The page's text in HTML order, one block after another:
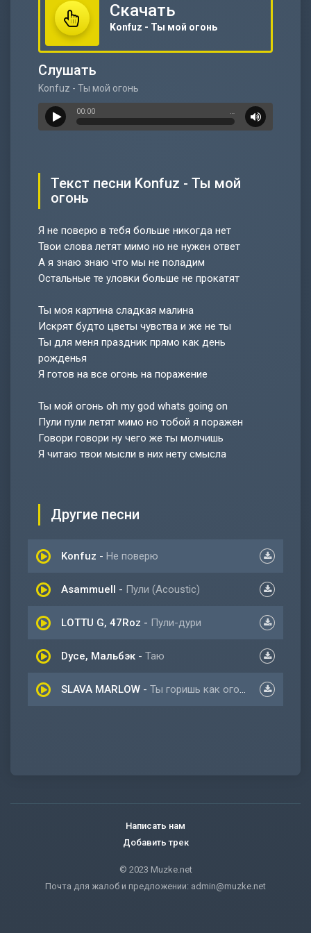
Скачать
Konfuz - Ты мой огонь
Слушать
Konfuz - Ты мой огонь
00:00 …
Текст песни Konfuz - Ты мой
огонь
Я не поверю в тебя больше никогда нет
Твои слова летят мимо но не нужен ответ
А я знаю знаю что мы не поладим
Остальные те уловки больше не прокатят
Ты моя картина сладкая малина
Искрят будто цветы чувства и же не ты
Ты для меня праздник прямо как день
рожденья
Я готов на все огонь на поражение
Ты мой огонь oh my god whats going on
Пули пули летят мимо но тобой я поражен
Говори говори ну чего же ты молчишь
Я читаю твои мысли в них нету смысла
Другие песни
Konfuz - Не поверю
Asammuell - Пули (Acoustic)
LOTTU G, 47Roz - Пули-дури
Dyce, Мальбэк - Таю
SLAVA MARLOW - Ты горишь как огонь
Написать нам
Добавить трек
© 2023 Muzke.net
Почта для жалоб и предложении: admin@muzke.net